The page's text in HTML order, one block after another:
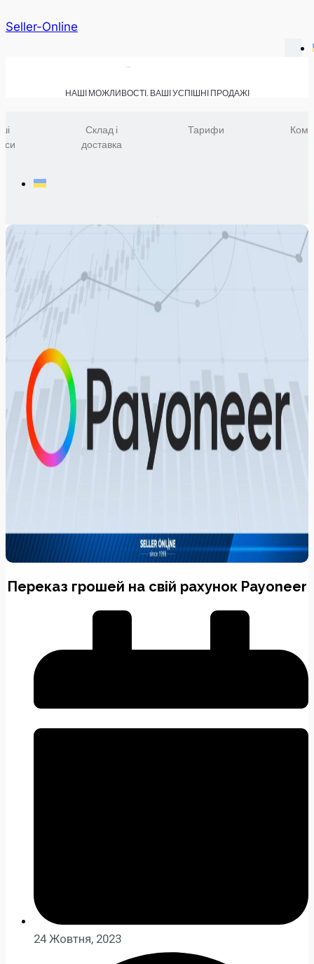
Seller-Online
НАШІ МОЖЛИВОСТІ. ВАШІ УСПІШНІ ПРОДАЖІ
Склад і
доставка
Тарифи
Переказ грошей на свій рахунок Payoneer
24 Жовтня, 2023